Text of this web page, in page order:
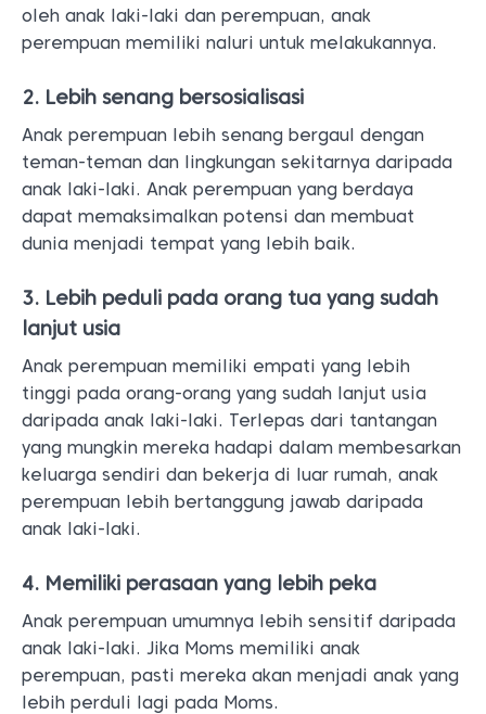
oleh anak laki-laki dan perempuan, anak
perempuan memiliki naluri untuk melakukannya.
2. Lebih senang bersosialisasi
Anak perempuan lebih senang bergaul dengan
teman-teman dan lingkungan sekitarnya daripada
anak laki-laki. Anak perempuan yang berdaya
dapat memaksimalkan potensi dan membuat
dunia menjadi tempat yang lebih baik.
3. Lebih peduli pada orang tua yang sudah
lanjut usia
Anak perempuan memiliki empati yang lebih
tinggi pada orang-orang yang sudah lanjut usia
daripada anak laki-laki. Terlepas dari tantangan
yang mungkin mereka hadapi dalam membesarkan
keluarga sendiri dan bekerja di luar rumah, anak
perempuan lebih bertanggung jawab daripada
anak laki-laki.
4. Memiliki perasaan yang lebih peka
Anak perempuan umumnya lebih sensitif daripada
anak laki-laki. Jika Moms memiliki anak
perempuan, pasti mereka akan menjadi anak yang
lebih perduli lagi pada Moms.